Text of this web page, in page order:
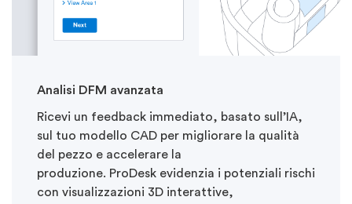
Analisi DFM avanzata
Ricevi un feedback immediato, basato sull’IA,
sul tuo modello CAD per migliorare la qualità
de l pezzo e accelerare la
produzione. ProDesk evidenzia i potenziali rischi
con visualizzazioni 3D interattive,